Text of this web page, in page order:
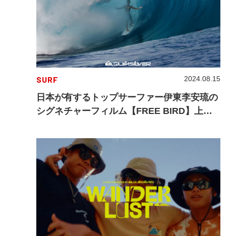
SURF
日本が有するトップサーファー伊東李安琉の
シグネチャーフィルム【FREE BIRD】上映
2024.08.15